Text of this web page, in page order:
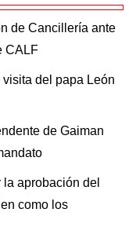
de Cancillería ante
CALF
del papa León
de Gaiman
aprobación del
como los